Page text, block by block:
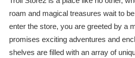
roam and magical treasures wait to
enter the store, you are greeted by a
promises exciting adventures and
shelves are filled with an array of